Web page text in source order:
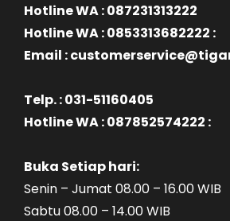
Hotline WA : 087231313222
Hotline WA : 0853313682222 :
Email :
Telp. : 031-51160405
Hotline WA : 087852574222 :
Buka Setiap hari:
Senin – Jumat 08.00 – 16.00 WIB
Sabtu 08.00 – 14.00 WIB